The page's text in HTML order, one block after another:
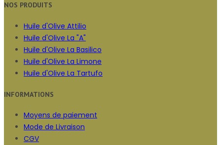
NOS PRODUITS
Huile d'Olive Attilio
Huile d'Olive La "A"
Huile d'Olive La Basilico
Huile d'Olive La Limone
Huile d'Olive La Tartufo
INFORMATIONS
Moyens de paiement
Mode de Livraison
CGV